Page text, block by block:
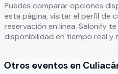
Puedes comparar opciones
esta página, visitar el perfil de
reservación en línea. Salonify
disponibilidad en tiempo real y
Otros eventos en